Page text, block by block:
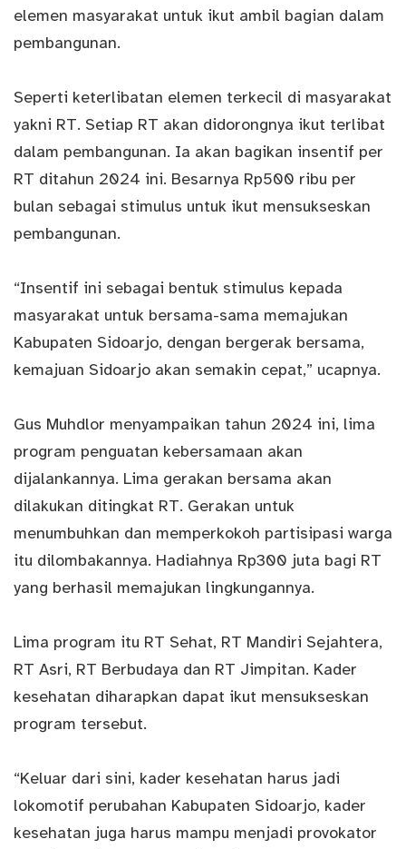
elemen masyarakat untuk ikut ambil bagian dalam
pembangunan.
Seperti keterlibatan elemen terkecil di masyarakat
yakni RT. Setiap RT akan didorongnya ikut terlibat
dalam pembangunan. Ia akan bagikan insentif per
RT ditahun 2024 ini. Besarnya Rp500 ribu per
bulan sebagai stimulus untuk ikut mensukseskan
pembangunan.
“Insentif ini sebagai bentuk stimulus kepada
masyarakat untuk bersama-sama memajukan
Kabupaten Sidoarjo, dengan bergerak bersama,
kemajuan Sidoarjo akan semakin cepat,” ucapnya.
Gus Muhdlor menyampaikan tahun 2024 ini, lima
program penguatan kebersamaan akan
dijalankannya. Lima gerakan bersama akan
dilakukan ditingkat RT. Gerakan untuk
menumbuhkan dan memperkokoh partisipasi warga
itu dilombakannya. Hadiahnya Rp300 juta bagi RT
yang berhasil memajukan lingkungannya.
Lima program itu RT Sehat, RT Mandiri Sejahtera,
RT Asri, RT Berbudaya dan RT Jimpitan. Kader
kesehatan diharapkan dapat ikut mensukseskan
program tersebut.
“Keluar dari sini, kader kesehatan harus jadi
lokomotif perubahan Kabupaten Sidoarjo, kader
kesehatan juga harus mampu menjadi provokator